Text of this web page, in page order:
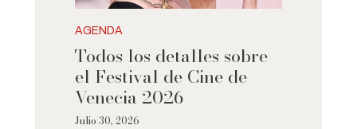
AGENDA
Todos los detalles sobre
el Festival de Cine de
Venecia 2026
Julio 30, 2026